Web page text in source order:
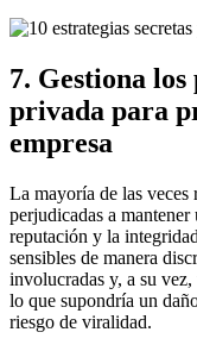
7. Gestiona
privada para
empresa
La mayoría de las veces
perjudicadas a
reputación y la
sensibles de manera
involucradas y, a su
lo que supondría un
riesgo de viralidad.